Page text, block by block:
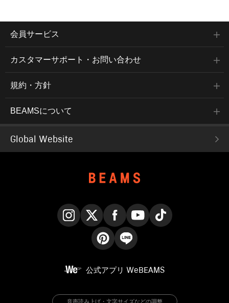
会員サービス
カスタマーサポート・お問い合わせ
規約・方針
BEAMSについて
Global Website
公式アプリ WeBEAMS
音声読み上げ・文字サイズなどの調整